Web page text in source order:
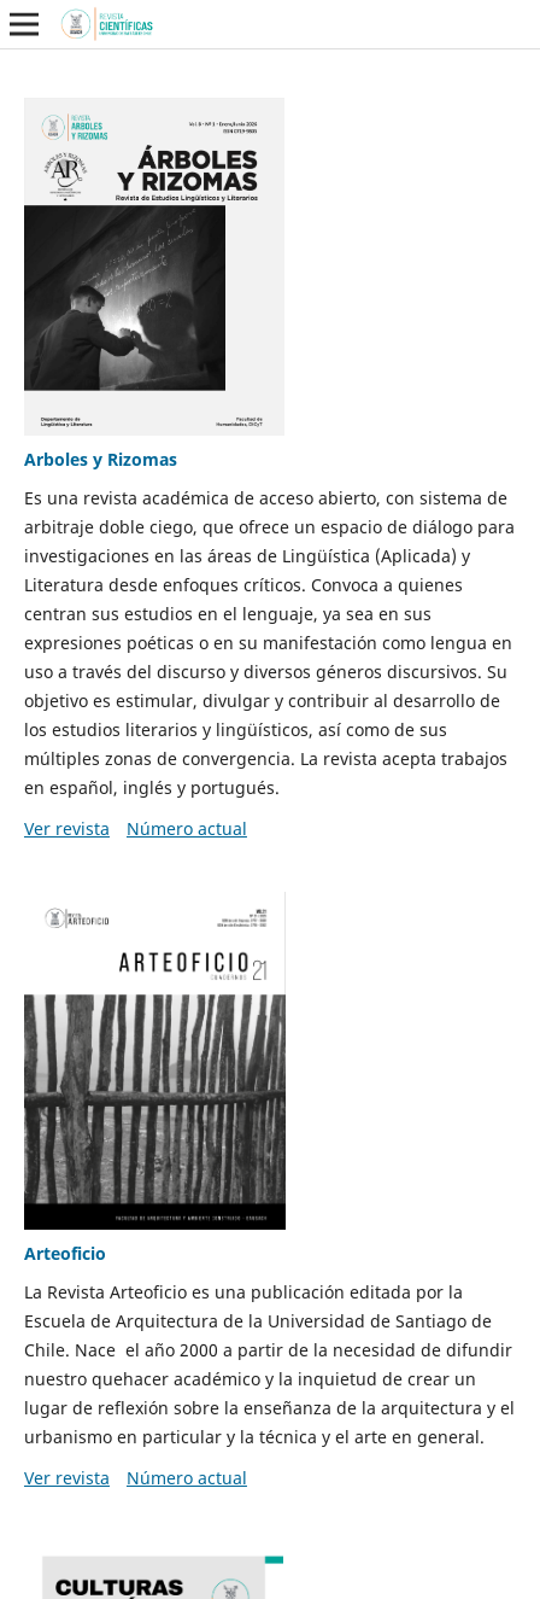
Arboles y Rizomas
Es una revista académica de acceso abierto, con sistema de
arbitraje doble ciego, que ofrece un espacio de diálogo para
investigaciones en las áreas de Lingüística (Aplicada) y
Literatura desde enfoques críticos. Convoca a quienes
centran sus estudios en el lenguaje, ya sea en sus
expresiones poéticas o en su manifestación como lengua en
uso a través del discurso y diversos géneros discursivos. Su
objetivo es estimular, divulgar y contribuir al desarrollo de
los estudios literarios y lingüísticos, así como de sus
múltiples zonas de convergencia. La revista acepta trabajos
en español, inglés y portugués.
Ver revista
Número actual
Arteoficio
La Revista Arteoficio es una publicación editada por la
Escuela de Arquitectura de la Universidad de Santiago de
Chile. Nace el año 2000 a partir de la necesidad de difundir
nuestro quehacer académico y la inquietud de crear un
lugar de reflexión sobre la enseñanza de la arquitectura y el
urbanismo en particular y la técnica y el arte en general.
Ver revista
Número actual